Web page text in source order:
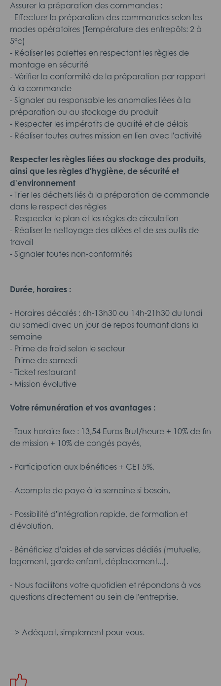
Assurer la préparation des commandes :
- Effectuer la préparation des commandes selon les
modes opératoires (Température des entrepôts: 2 à
5°c)
- Réaliser les palettes en respectant les règles de
montage en sécurité
- Vérifier la conformité de la préparation par rapport
à la commande
- Signaler au responsable les anomalies liées à la
préparation ou au stockage du produit
- Respecter les impératifs de qualité et de délais
- Réaliser toutes autres mission en lien avec l'activité
Respecter les règles liées au stockage des produits,
ainsi que les règles d'hygiène, de sécurité et
d'environnement
- Trier les déchets liés à la préparation de commande
dans le respect des règles
- Respecter le plan et les règles de circulation
- Réaliser le nettoyage des allées et de ses outils de
travail
- Signaler toutes non-conformités
Durée, horaires :
- Horaires décalés : 6h-13h30 ou 14h-21h30 du lundi
au samedi avec un jour de repos tournant dans la
semaine
- Prime de froid selon le secteur
- Prime de samedi
- Ticket restaurant
- Mission évolutive
Votre rémunération et vos avantages :
- Taux horaire fixe : 13,54 Euros Brut/heure + 10% de fin
de mission + 10% de congés payés,
- Participation aux bénéfices + CET 5%,
- Acompte de paye à la semaine si besoin,
- Possibilité d'intégration rapide, de formation et
d'évolution,
- Bénéficiez d'aides et de services dédiés (mutuelle,
logement, garde enfant, déplacement...).
- Nous facilitons votre quotidien et répondons à vos
questions directement au sein de l'entreprise.
--> Adéquat, simplement pour vous.